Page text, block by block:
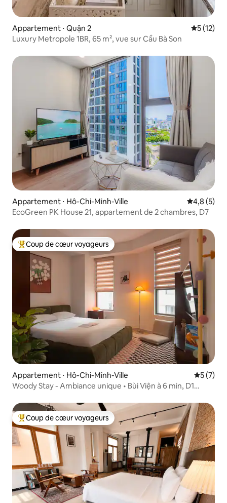
Appartement ⋅ Quận 2
5 (12)
Luxury Metropole 1BR, 65 m², vue sur Cầu Bà Son
Appartement ⋅ Hô-Chi-Minh-Ville Évaluation
4,8 (5)
EcoGreen PK House 21, appartement de 2 chambres, D7
Coups de cœur voyageurs les plus appréciés
Coup de cœur voyageurs
Appartement ⋅ Hô-Chi-Minh-Ville
5 (7)
Woody Stay - Ambiance unique • Bùi Viện à 6 min, D1
Coups de cœur voyageurs les plus appréciés
Coup de cœur voyageurs